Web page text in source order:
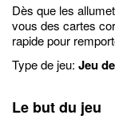
Dès que les
vous des cartes
rapide pour
Type de jeu: Jeu
Le but du jeu